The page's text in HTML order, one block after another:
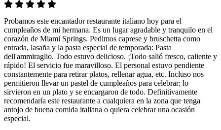
Probamos este encantador restaurante italiano hoy para el
cumpleaños de mi hermana. Es un lugar agradable y tranquilo en el
corazón de Miami Springs. Pedimos caprese y bruschetta como
entrada, lasaña y la pasta especial de temporada: Pasta
dell'ammiraglio. Todo estuvo delicioso. ¡Todo salió fresco, caliente y
rápido! El servicio fue maravilloso. El personal estuvo pendiente
constantemente para retirar platos, rellenar agua, etc. Incluso nos
permitieron llevar un pastel de cumpleaños para celebrar; lo
sirvieron en un plato y se encargaron de todo. Definitivamente
recomendaría este restaurante a cualquiera en la zona que tenga
antojo de buena comida italiana o quiera celebrar una ocasión
especial.